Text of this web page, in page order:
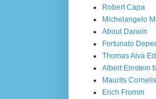
Robert Capa
Michelangelo
About Darwin
Fortunato
Thomas Alva
Albert Einstein
Maurits
Erich Fromm